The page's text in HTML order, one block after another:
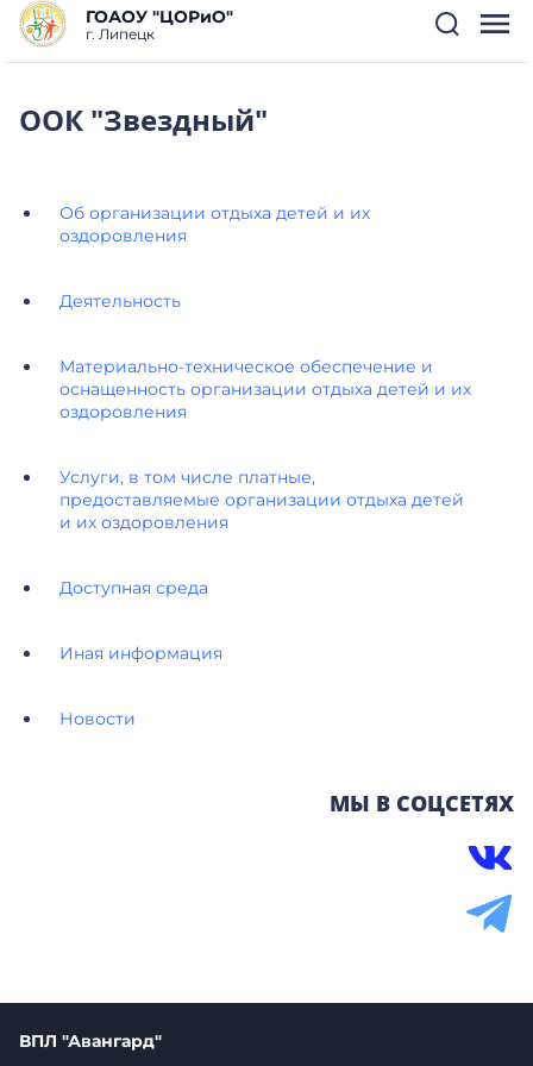
ГОАОУ "ЦОРиО"
г. Липецк
ООК "Звездный"
Об организации отдыха детей и их
оздоровления
Деятельность
Материально-техническое обеспечение и
оснащенность организации отдыха детей и их
оздоровления
Услуги, в том числе платные,
предоставляемые организации отдыха детей
и их оздоровления
Доступная среда
Иная информация
Новости
МЫ В СОЦСЕТЯХ
ВПЛ "Авангард"